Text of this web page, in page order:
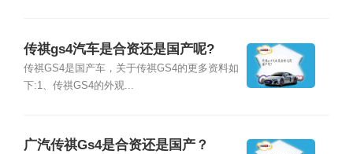
传祺gs4汽车是合资还是国产呢?
传祺GS4是国产车，关于传祺GS4的更多资料如
下:1、传祺GS4的外观...
广汽传祺Gs4是合资还是国产？